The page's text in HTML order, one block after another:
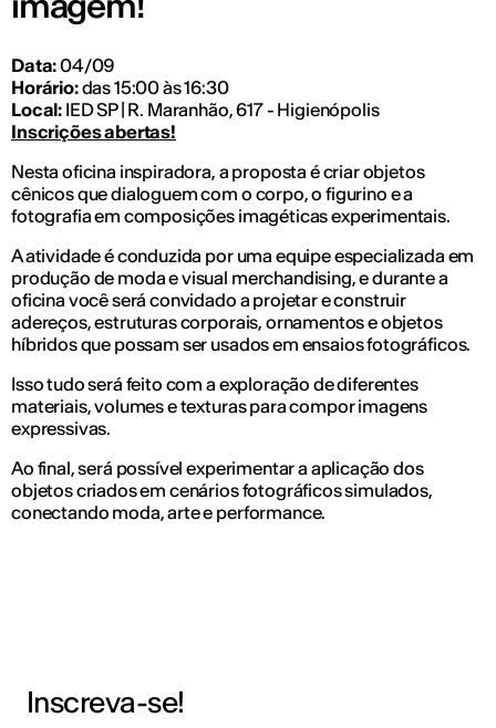
Data:04/09
Horário:das 15:00 às 16:30
Local: IED SP | R. Maranhão, 617 - Higienópolis
Inscrições abertas!
Nesta oficina inspiradora, a proposta é criar objetos
cênicos que dialoguem com o corpo, o figurino e a
fotografia em composições imagéticas experimentais.
A atividade é conduzida por uma equipe especializada em
produção de moda e visual merchandising, e durante a
oficina você será convidado a projetar e construir
adereços, estruturas corporais, ornamentos e objetos
híbridos que possam ser usados em ensaios fotográficos.
Isso tudo será feito com a exploração de diferentes
materiais, volumes e texturas para compor imagens
expressivas.
Ao final, será possível experimentar a aplicação dos
objetos criados em cenários fotográficos simulados,
conectando moda, arte e performance.
Inscreva-se!